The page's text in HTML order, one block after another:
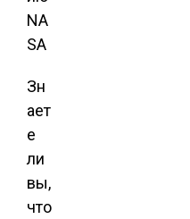
Зн
ает
е
ли
вы,
что